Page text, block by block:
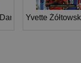
Yvette